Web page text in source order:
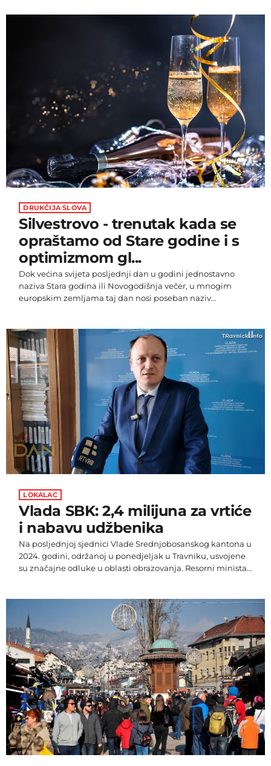
dodatno će skratiti vrijeme putovanja i poboljšati
povezanost, čineći putovanja praktičnijima i
učinkovitijima za ogroman broj putnika u zemlji. Kako
DRUKČIJA SLOVA
Silvestrovo - trenutak kada se
opraštamo od Stare godine i s
optimizmom gl...
Dok većina svijeta posljednji dan u godini jednostavno
naziva Stara godina ili Novogodišnja večer, u mnogim
europskim zemljama taj dan nosi poseban naziv
papa nakon svetog Petra, koji je služio kao poglavar
Katoličke crkve od 314. do 335. godine. Preminuo je 31.
prosinca 335. godine, zbog čega se njegov spomendan
obilježava upravo na taj […]
LOKALAC
Vlada SBK: 2,4 milijuna za vrtiće
i nabavu udžbenika
Na posljednjoj sjednici Vlade Srednjobosanskog kantona u
2024. godini, održanoj u ponedjeljak u Travniku, usvojene
su značajne odluke u oblasti obrazovanja. Resorni ministar
osnovce na području kantona, koji će ih primati besplatno.
Ukupno izdvojena sredstva za nabavku udžbenika iznose
1,4 milijuna KM, dok će subvencije za boravak djece u
vrtićima biti […]